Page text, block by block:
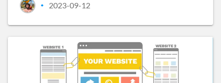
• 2023-09-12